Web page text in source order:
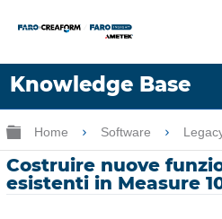
Knowledge Base
Lingua
Chiedere aiuto
Ingrandisci/riduci
Home Software
Costruire nuove
esistenti in Measure